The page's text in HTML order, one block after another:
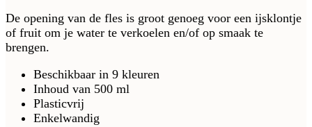
De opening van de fles is groot genoeg voor een ijsklontje
of fruit om je water te verkoelen en/of op smaak te
brengen.
Beschikbaar in 9 kleuren
Inhoud van 500 ml
Plasticvrij
Enkelwandig